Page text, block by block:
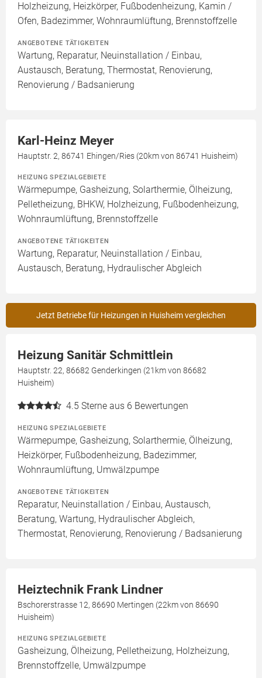
Holzheizung, Heizkörper, Fußbodenheizung, Kamin /
Ofen, Badezimmer, Wohnraumlüftung, Brennstoffzelle
ANGEBOTENE TÄTIGKEITEN
Wartung, Reparatur, Neuinstallation / Einbau,
Austausch, Beratung, Thermostat, Renovierung,
Renovierung / Badsanierung
Karl-Heinz Meyer
Hauptstr. 2, 86741 Ehingen/Ries (20km von 86741 Huisheim)
HEIZUNG SPEZIALGEBIETE
Wärmepumpe, Gasheizung, Solarthermie, Ölheizung,
Pelletheizung, BHKW, Holzheizung, Fußbodenheizung,
Wohnraumlüftung, Brennstoffzelle
ANGEBOTENE TÄTIGKEITEN
Wartung, Reparatur, Neuinstallation / Einbau,
Austausch, Beratung, Hydraulischer Abgleich
Jetzt Betriebe für Heizungen in Huisheim vergleichen
Heizung Sanitär Schmittlein
Hauptstr. 22, 86682 Genderkingen (21km von 86682
Huisheim)
4.5 Sterne aus 6 Bewertungen
HEIZUNG SPEZIALGEBIETE
Wärmepumpe, Gasheizung, Solarthermie, Ölheizung,
Heizkörper, Fußbodenheizung, Badezimmer,
Wohnraumlüftung, Umwälzpumpe
ANGEBOTENE TÄTIGKEITEN
Reparatur, Neuinstallation / Einbau, Austausch,
Beratung, Wartung, Hydraulischer Abgleich,
Thermostat, Renovierung, Renovierung / Badsanierung
Heiztechnik Frank Lindner
Bschorerstrasse 12, 86690 Mertingen (22km von 86690
Huisheim)
HEIZUNG SPEZIALGEBIETE
Gasheizung, Ölheizung, Pelletheizung, Holzheizung,
Brennstoffzelle, Umwälzpumpe